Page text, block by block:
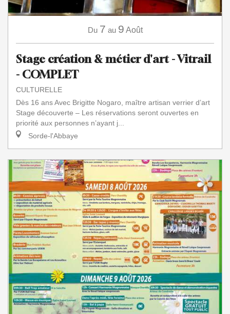
Du 7 au 9 Août
Stage création & métier d'art - Vitrail
- COMPLET
CULTURELLE
Dès 16 ans Avec Brigitte Nogaro, maître artisan verrier d’art
Stage découverte – Les réservations seront ouvertes en
priorité aux personnes n’ayant j...
Sorde-l'Abbaye